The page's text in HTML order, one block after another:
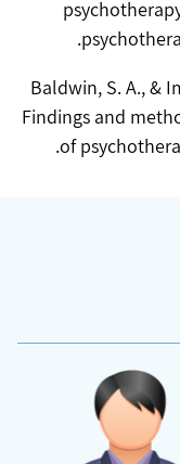
***Baldwin, S. A.,
Findings and
of